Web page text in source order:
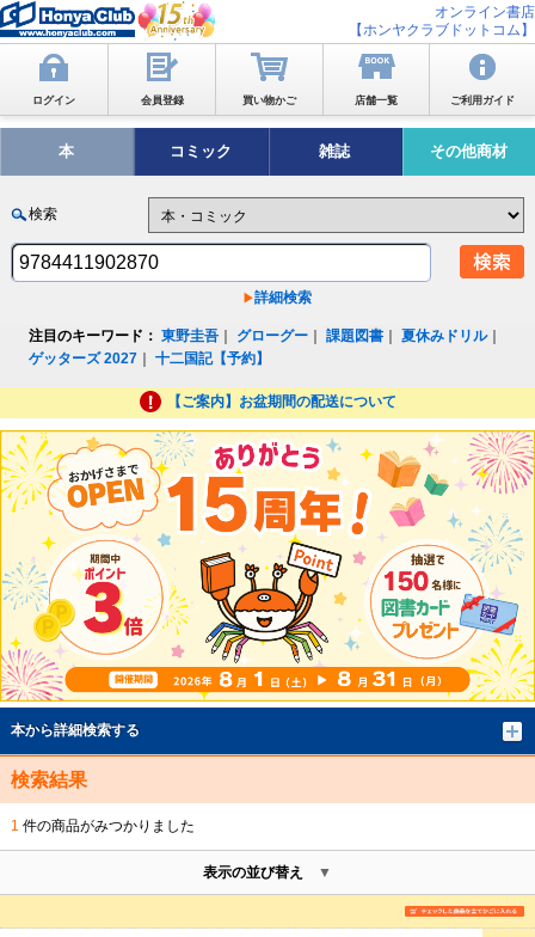
オンライン書店
【ホンヤクラブドットコム】
ログイン 会員登録 買い物かご 店舗一覧 ご利用ガイド
本 コミック 雑誌 その他商材
検索
詳細検索
注目のキーワード： 東野圭吾 グローグー ｜課題図書 ｜夏休みドリル｜
ゲッターズ 2027 ｜十二国記【予約】
【ご案内】お盆期間の配送について
本から詳細検索する
検索結果
1 件の商品がみつかりました
表示の並び替え